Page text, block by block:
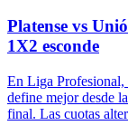
Platense vs
1X2 esconde
En Liga Profesional,
define mejor desde
final. Las cuotas